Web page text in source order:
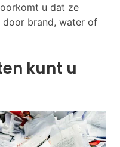
u dat ze
door brand, water of
kunt u